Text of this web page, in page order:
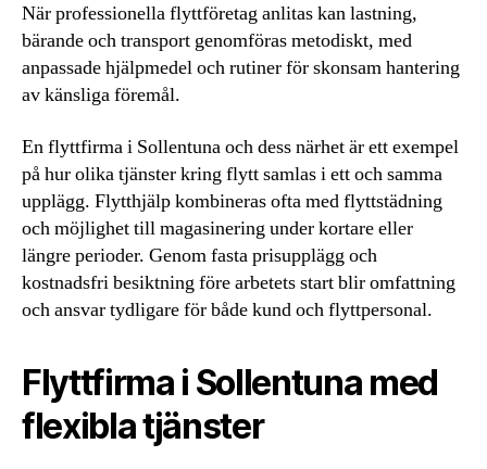
När professionella flyttföretag anlitas kan lastning,
bärande och transport genomföras metodiskt, med
anpassade hjälpmedel och rutiner för skonsam hantering
av känsliga föremål.
En flyttfirma i Sollentuna och dess närhet är ett exempel
på hur olika tjänster kring flytt samlas i ett och samma
upplägg. Flytthjälp kombineras ofta med flyttstädning
och möjlighet till magasinering under kortare eller
längre perioder. Genom fasta prisupplägg och
kostnadsfri besiktning före arbetets start blir omfattning
och ansvar tydligare för både kund och flyttpersonal.
Flyttfirma i Sollentuna med
flexibla tjänster